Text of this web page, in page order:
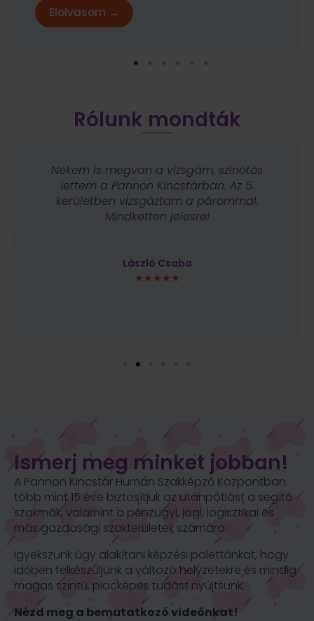
Elolvasom →
Rólunk mondták
Nekem is megvan a vizsgám, színötös
lettem a Pannon Kincstárban. Az 5.
kerületben vizsgáztam a párommal.
Mindketten jelesre!
László Csaba
★★★★★
Ismerj meg minket jobban!
A Pannon Kincstár Humán Szakképző Központban
több mint 15 éve biztosítjuk az utánpótlást a segítő
szakmák, valamint a pénzügyi, jogi, logisztikai és
más gazdasági szakterületek számára.
Igyekszünk úgy alakítani képzési palettánkat, hogy
időben felkészüljünk a változó helyzetekre és mindig
magas szintű,piacképes tudást nyújtsunk.
Nézd meg a bemutatkozó videónkat!